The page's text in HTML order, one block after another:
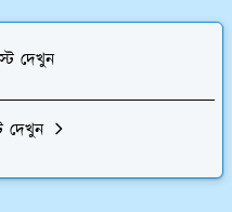
দেখুন
দেখুন